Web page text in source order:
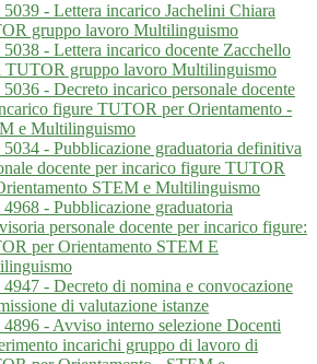
5039 - Lettera incarico Jachelini Chiara
gruppo lavoro Multilinguismo
5038 - Lettera incarico docente Zacchello
TUTOR gruppo lavoro Multilinguismo
5036 - Decreto incarico personale docente
figure TUTOR per Orientamento -
e Multilinguismo
5034 - Pubblicazione graduatoria definitiva
docente per incarico figure TUTOR
STEM e Multilinguismo
4968 - Pubblicazione graduatoria
personale docente per incarico figure:
per Orientamento STEM E
4947 - Decreto di nomina e convocazione
di valutazione istanze
4896 - Avviso interno selezione Docenti
incarichi gruppo di lavoro di